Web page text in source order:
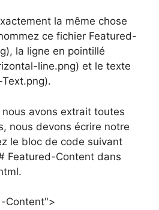
la même chose
ce fichier Featured-
la ligne en pointillé
line.png) et le texte
avons extrait toutes
nous devons écrire notre
le bloc de code suivant
Featured-Content dans
Content">